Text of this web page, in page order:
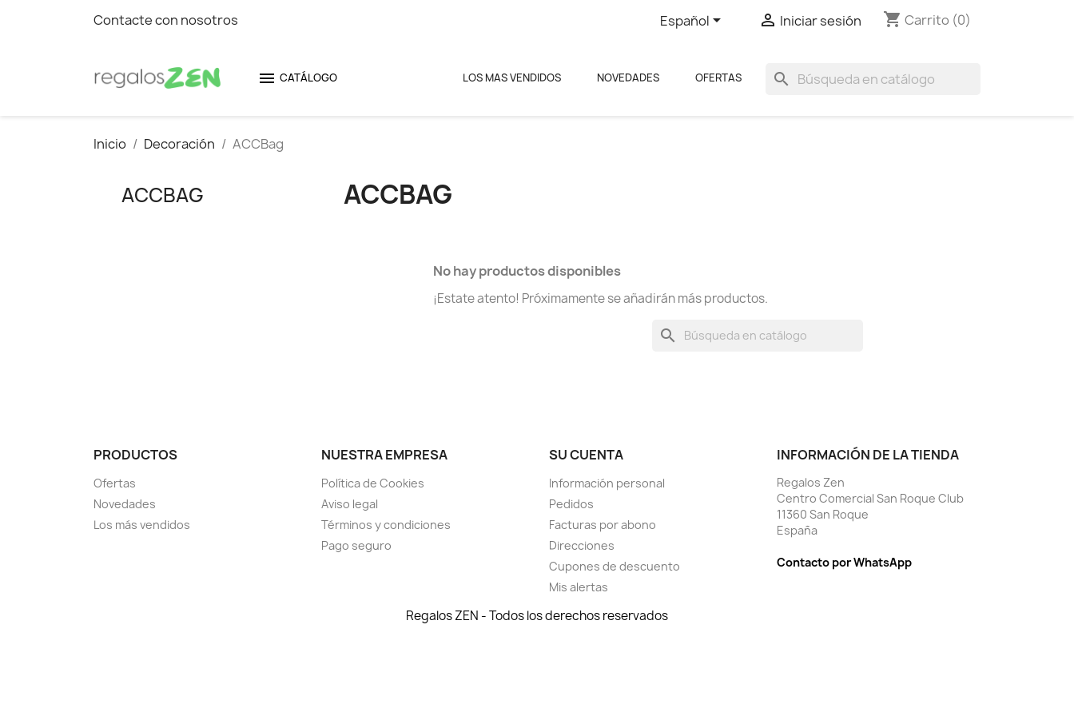
Contacte con nosotros Español  Iniciar sesión shopping_cart Carrito (0)
search
OFERTAS
NOVEDADES
LOS MAS VENDIDOS
 CATÁLOGO
Inicio Decoración ACCBag
ACCBAG ACCBAG
No hay productos disponibles
¡Estate atento! Próximamente se añadirán más productos.
search
PRODUCTOS
Ofertas
Novedades
Los más vendidos
NUESTRA EMPRESA
Política de Cookies
Aviso legal
Términos y condiciones
Pago seguro
SU CUENTA
Información personal
Pedidos
Facturas por abono
Direcciones
Cupones de descuento
Mis alertas
INFORMACIÓN DE LA TIENDA
Regalos Zen
Centro Comercial San Roque Club
11360 San Roque
España
Contacto por WhatsApp
Regalos ZEN - Todos los derechos reservados